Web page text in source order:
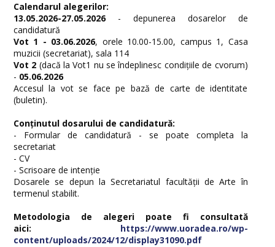
Calendarul alegerilor:
13.05.2026-27.05.2026- depunerea dosarelor de
candidatură
Vot 1 - 03.06.2026, orele 10.00-15.00, campus 1, Casa
muzicii (secretariat), sala 114
Vot 2 (dacă la Vot1 nu se îndeplinesc condițiile de cvorum)
- 05.06.2026
Accesul la vot se face pe bază de carte de identitate
(buletin).
Conținutul dosarului de candidatură:
- Formular de candidatură - se poate completa la
secretariat
- CV
- Scrisoare de intenție
Dosarele se depun la Secretariatul facultății de Arte în
termenul stabilit.
Metodologia de alegeri poate fi consultată
aici: https://www.uoradea.ro/wp-
content/uploads/2024/12/display31090.pdf